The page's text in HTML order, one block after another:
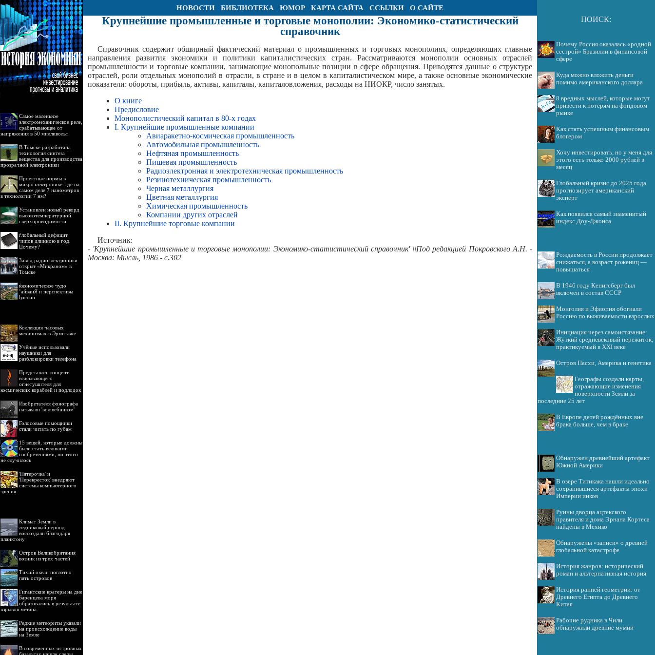
НОВОСТИ БИБЛИОТЕКА ЮМОР КАРТА САЙТА ССЫЛКИ О САЙТЕ
Самое маленькое
электромеханическое реле,
срабатывающее от
напряжения в 50 милливольт
В Томске разработана
технология синтеза
вещества для производства
прозрачной электроники
Проектные нормы в
микроэлектронике: где на
самом деле 7 нанометров
в технологии 7 нм?
Установлен новый рекорд
высокотемпературной
сверхпроводимости
ѓлобальный дефицит
чипов длинною в год.
Џочему?
Завод радиоэлектроники
открыт «Микраном» в
Томске
ќкономическое чудо
’айванЯ и перспективы
ђоссии
Коллекция часовых
механизмах в Эрмитаже
Учёные использовали
наушники для
разблокировки телефона
Представлен концепт
всасывающего
огнетушителя для
космических кораблей и подлодок
Изобретателя фонографа
называли 'волшебником'
Голосовые помощники
стали читать по губам
15 вещей, которые должны
были стать великими
изобретениями, но этого
не случилось
'Пятерочка' и
'Перекресток' внедряют
системы компьютерного
зрения
Климат Земли в
ледниковый период
воссоздали благодаря
планктону
Остров Великобритания
возник из трех частей
Тихий океан поглотил
пять островов
Гигантские кратеры на дне
Баренцева моря
образовались в результате
взрывов метана
Редкие метеориты указали
на происхождение воды
на Земле
В современных островных
Крупнейшие промышленные и торговые монополии: Экономико-статистический
справочник
Справочник содержит обширный фактический материал о промышленных и торговых монополиях, определяющих главные
направления развития экономики и политики капиталистических стран. Рассматриваются монополии основных отраслей
промышленности и торговые компании, занимающие монопольные позиции в сфере обращения. Приводятся данные о структуре
отраслей, роли отдельных монополий в отрасли, в стране и в целом в капиталистическом мире, а также основные экономические
показатели: обороты, прибыль, активы, капиталы, капиталовложения, расходы на НИОКР, число занятых.
О книге
Предисловие
Монополистический капитал в 80-х годах
I. Крупнейшие промышленные компании
Авиаракетно-космическая промышленность
Автомобильная промышленность
Нефтяная промышленность
Пищевая промышленность
Радиоэлектронная и электротехническая промышленность
Резинотехническая промышленность
Черная металлургия
Цветная металлургия
Химическая промышленность
Компании других отраслей
II. Крупнейшие торговые компании
Источник:
- 'Крупнейшие промышленные и торговые монополии: Экономико-статистический справочник' \\Под редакцией Покровского А.Н. -
Москва: Мысль, 1986 - с.302
ПОИСК:
Почему Россия оказалась «родной
сестрой» Бразилии в финансовой
сфере
Куда можно вложить деньги
помимо американского доллара
8 вредных мыслей, которые могут
привести к потерям на фондовом
рынке
Как стать успешным финансовым
блогером
Хочу инвестировать, но у меня для
этого есть только 2000 рублей в
месяц
Глобальный кризис до 2025 года
прогнозирует американский
эксперт
Как появился самый знаменитый
индекс Доу-Джонса
Рождаемость в России продолжает
снижаться, а возраст рожениц —
повышаться
В 1946 году Кенигсберг был
включен в состав СССР
Монголия и Эфиопия обогнали
Россию по выживаемости взрослых
Инициация через самоистязание:
Жуткий средневековый пережиток,
практикуемый в XXI веке
Остров Пасхи, Америка и генетика
Географы создали карты,
отражающие изменения
поверхности Земли за
последние 25 лет
В Европе детей рождённых вне
брака больше, чем в браке
Обнаружен древнейший артефакт
Южной Америки
В озере Титикака нашли идеально
сохранившиеся артефакты эпохи
Империи инков
Руины дворца ацтекского
правителя и дома Эрнана Кортеса
найдены в Мехико
Обнаружены «записи» о древней
глобальной катастрофе
История жанров: исторический
роман и альтернативная история
История ранней геометрии: от
Древнего Египта до Древнего
Китая
Рабочие рудника в Чили
обнаружили древние мумии